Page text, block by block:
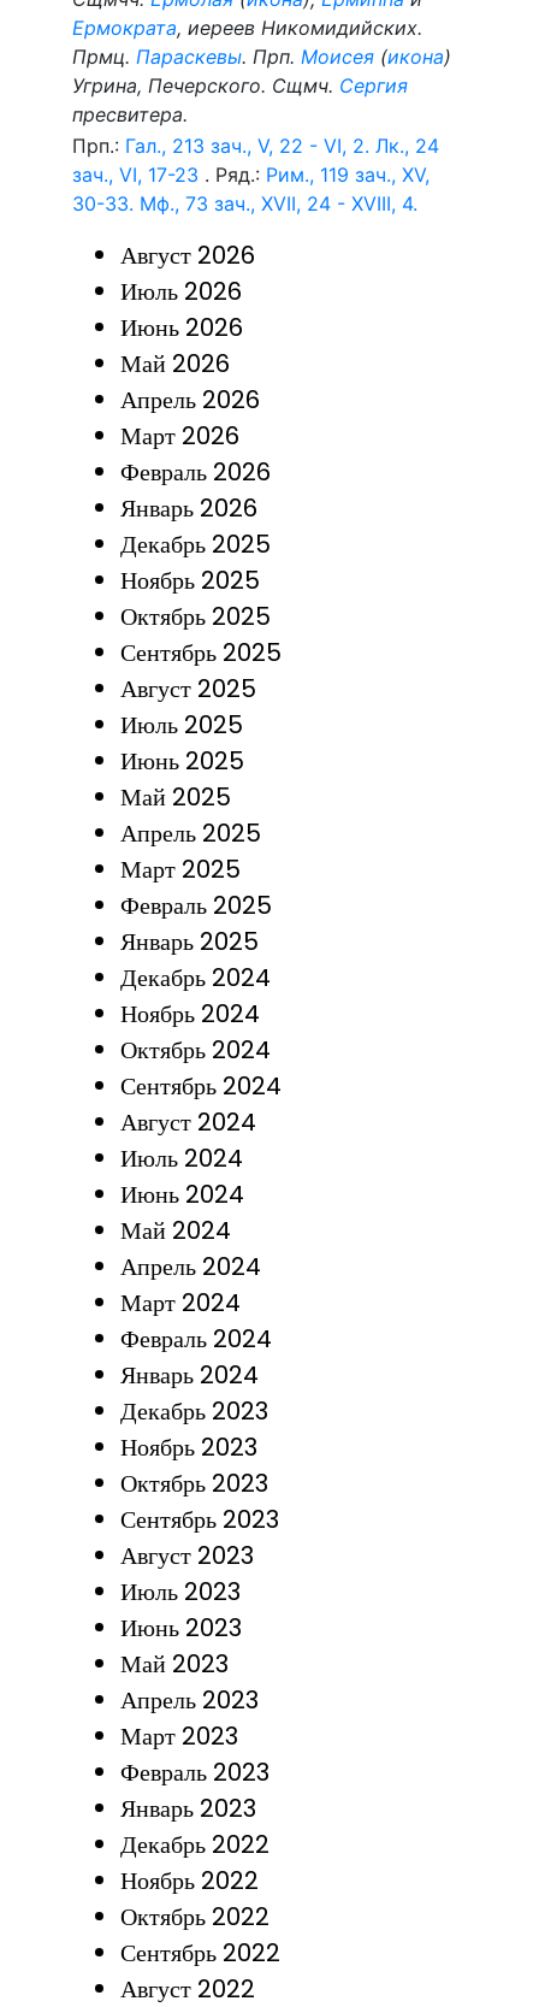
Ермократа, иереев Никомидийских.
Прмц. Параскевы. Прп. Моисея(икона)
Угрина, Печерского. Сщмч. Сергия
пресвитера.
Прп.: Гал., 213 зач., V, 22 - VI, 2. Лк., 24
зач., VI, 17-23 . Ряд.: Рим., 119 зач., XV,
30-33. Мф., 73 зач., XVII, 24 - XVIII, 4.
Август 2026
Июль 2026
Июнь 2026
Май 2026
Апрель 2026
Март 2026
Февраль 2026
Январь 2026
Декабрь 2025
Ноябрь 2025
Октябрь 2025
Сентябрь 2025
Август 2025
Июль 2025
Июнь 2025
Май 2025
Апрель 2025
Март 2025
Февраль 2025
Январь 2025
Декабрь 2024
Ноябрь 2024
Октябрь 2024
Сентябрь 2024
Август 2024
Июль 2024
Июнь 2024
Май 2024
Апрель 2024
Март 2024
Февраль 2024
Январь 2024
Декабрь 2023
Ноябрь 2023
Октябрь 2023
Сентябрь 2023
Август 2023
Июль 2023
Июнь 2023
Май 2023
Апрель 2023
Март 2023
Февраль 2023
Январь 2023
Декабрь 2022
Ноябрь 2022
Октябрь 2022
Сентябрь 2022
Август 2022